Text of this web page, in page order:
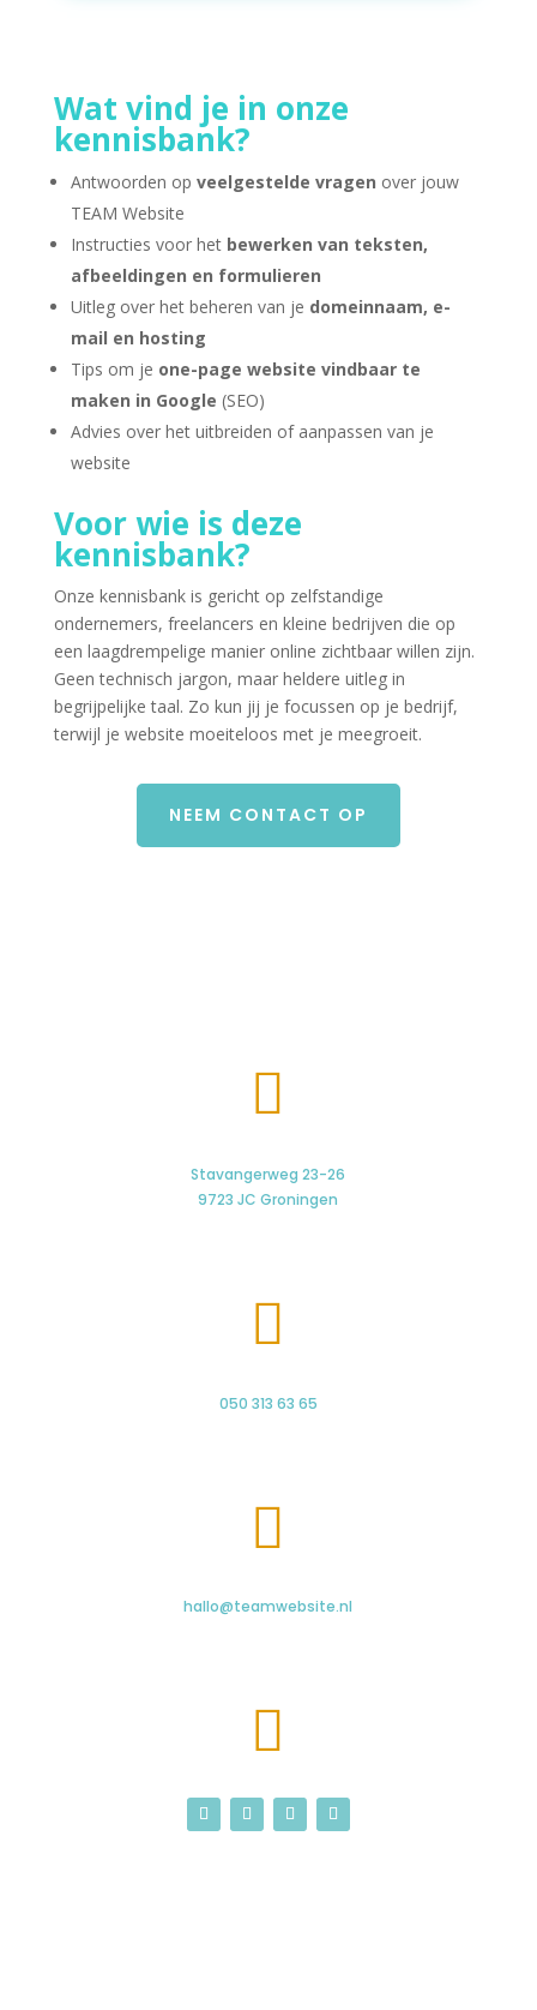
Wat vind je in onze
kennisbank?
Antwoorden op veelgestelde vragen over jouw
TEAM Website
Instructies voor het bewerken van teksten,
afbeeldingen en formulieren
Uitleg over het beheren van je domeinnaam, e-
mail en hosting
Tips om je one-page website vindbaar te
maken in Google (SEO)
Advies over het uitbreiden of aanpassen van je
website
Voor wie is deze
kennisbank?
Onze kennisbank is gericht op zelfstandige
ondernemers, freelancers en kleine bedrijven die op
een laagdrempelige manier online zichtbaar willen zijn.
Geen technisch jargon, maar heldere uitleg in
begrijpelijke taal. Zo kun jij je focussen op je bedrijf,
terwijl je website moeiteloos met je meegroeit.
NEEM CONTACT OP

Stavangerweg 23-26
9723 JC Groningen

050 313 63 65

hallo@teamwebsite.nl
